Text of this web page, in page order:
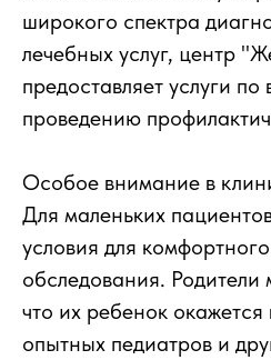
широкого спектра
лечебных услуг, центр
предоставляет услуги
проведению
Особое внимание в
Для маленьких
условия для
обследования. Родители
что их ребенок
опытных педиатров и